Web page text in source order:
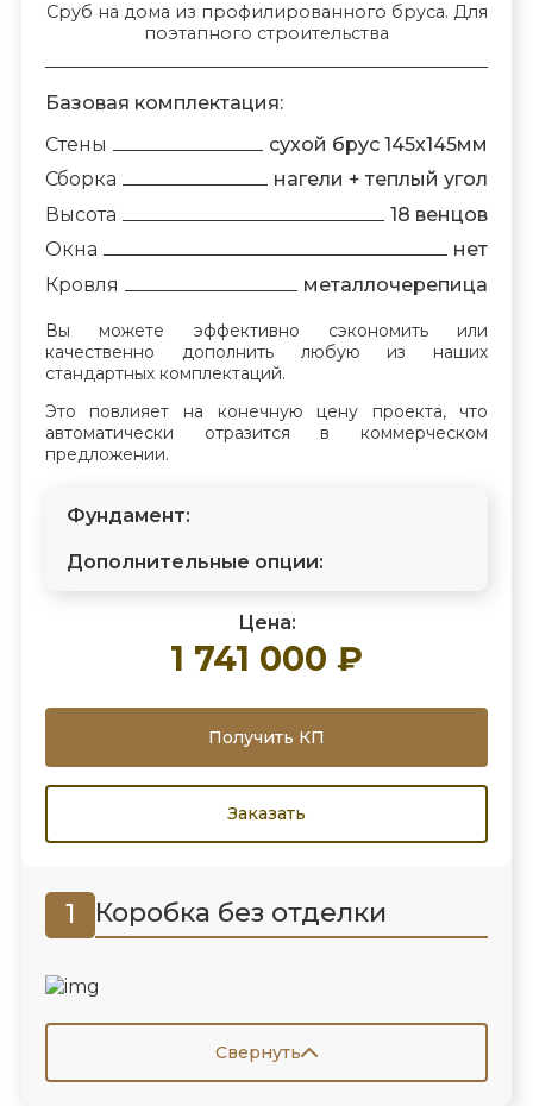
1 Коробка без отделки
Свернуть
Сруб на дома из профилированного бруса. Для
поэтапного строительства
Базовая комплектация:
Стены
сухой брус 145х145мм
Сборка
нагели + теплый угол
Высота
18 венцов
Окна
нет
Кровля
металлочерепица
Вы можете эффективно сэкономить или
качественно дополнить любую из наших
стандартных комплектаций.
Это повлияет на конечную цену проекта, что
автоматически отразится в коммерческом
предложении.
Фундамент:
Дополнительные опции:
Цена:
1 741 000 ₽
Получить КП
Заказать